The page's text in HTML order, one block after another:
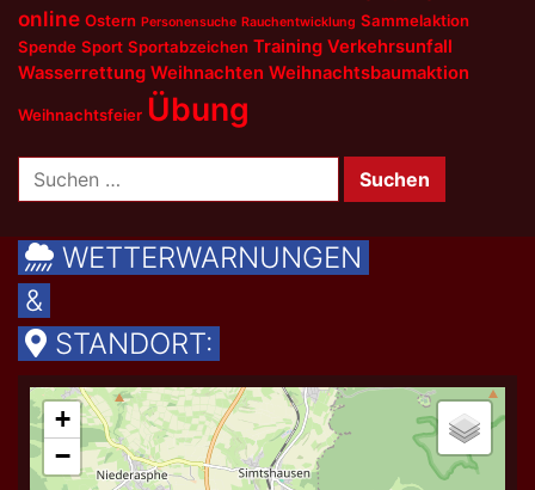
online Ostern Personensuche Rauchentwicklung Sammelaktion
Spende Sport Sportabzeichen Training Verkehrsunfall
Wasserrettung Weihnachten Weihnachtsbaumaktion
Weihnachtsfeier Übung
Suchen
nach:
WETTERWARNUNGEN
&
STANDORT: